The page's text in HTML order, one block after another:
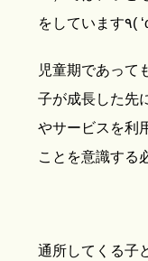
児童期であって
子が成長した先
やサービスを利
ことを意識する
通所してくる子